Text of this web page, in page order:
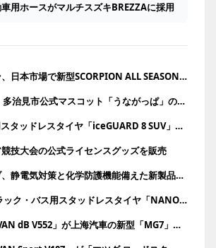
用ホースがマルチスズキBREZZAに採用
ピレリ・ジャパン、日本市場で新型SCORPION ALL SEASON SF3を発売
豊田合成のRe-S、多治見市公式マスコット「うながっぱ」のトートバッグを発売
横浜ゴム、SUV用スタッドレスタイヤ「iceGUARD 8 SUV」を新発売
技大会の公式ライセンスグッズを販売
ショーワグローブ、静電気対策と化学防護機能備えた新製品発売
TOYO TIRE、トラック・バス用スタッドレスタイヤ「NANOENERGY M976」を発売
横浜ゴム、「ADVAN dB V552」が上海汽車の新型「MG7」に新車装着